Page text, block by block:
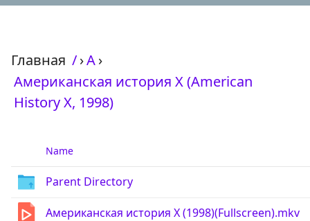
Главная /›А›
Американская история X (American
History X, 1998)
Name
Parent Directory
Американская история Х (1998)(Fullscreen).mkv